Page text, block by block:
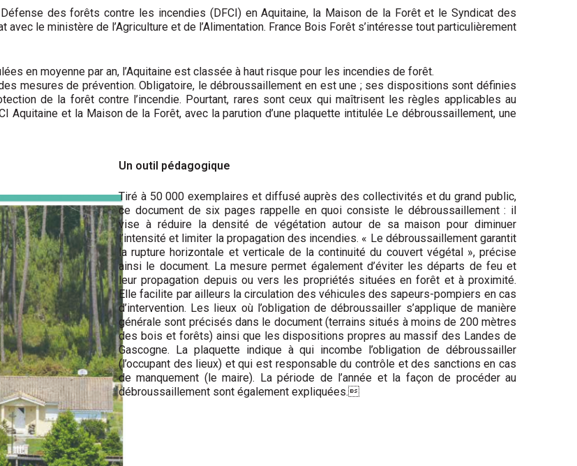
des forêts contre les incendies (DFCI) en Aquitaine, la Maison de la Forêt et le Syndicat des
le ministère de l’Agriculture et de l’Alimentation. France Bois Forêt s’intéresse tout particulièrement
en moyenne par an, l’Aquitaine est classée à haut risque pour les incendies de forêt.
mesures de prévention. Obligatoire, le débroussaille­ment en est une ; ses dispositions sont définies
de la forêt contre l’incendie. Pourtant, rares sont ceux qui maîtrisent les règles applicables au
Aquitaine et la Maison de la Forêt, avec la parution d’une plaquette intitulée Le débroussaillement, une
Un outil pédagogique
Tiré à 50 000 exemplaires et diffusé auprès des collectivités et du grand public,
ce document de six pages rappelle en quoi consiste le débroussaillement : il
vise à réduire la densité de végétation autour de sa maison pour diminuer
l’intensité et limiter la propagation des incendies. « Le débroussaillement garantit
la rupture horizontale et verticale de la continuité du couvert végétal », précise
ainsi le document. La mesure permet également d’éviter les départs de feu et
leur propagation depuis ou vers les propriétés situées en forêt et à proximité.
Elle facilite par ailleurs la circulation des véhicules des sapeurs-pompiers en cas
d’intervention. Les lieux où l’obligation de débroussailler s’applique de manière
générale sont précisés dans le document (terrains situés à moins de 200 mètres
des bois et forêts) ainsi que les dispositions propres au massif des Landes de
Gascogne. La plaquette indique à qui incombe l’obligation de débroussailler
(l’occupant des lieux) et qui est responsable du contrôle et des sanctions en cas
de manquement (le maire). La période de l’année et la façon de procéder au
débroussaillement sont également expliquées.